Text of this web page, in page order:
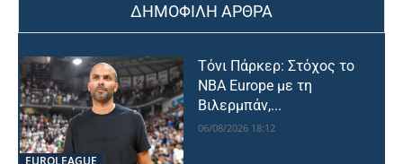
ΔΗΜΟΦΙΛΗ ΑΡΘΡΑ
Τόνι Πάρκερ: Στόχος το
NBA Europe με τη
Βιλερμπάν,...
06/08/2026 18:12